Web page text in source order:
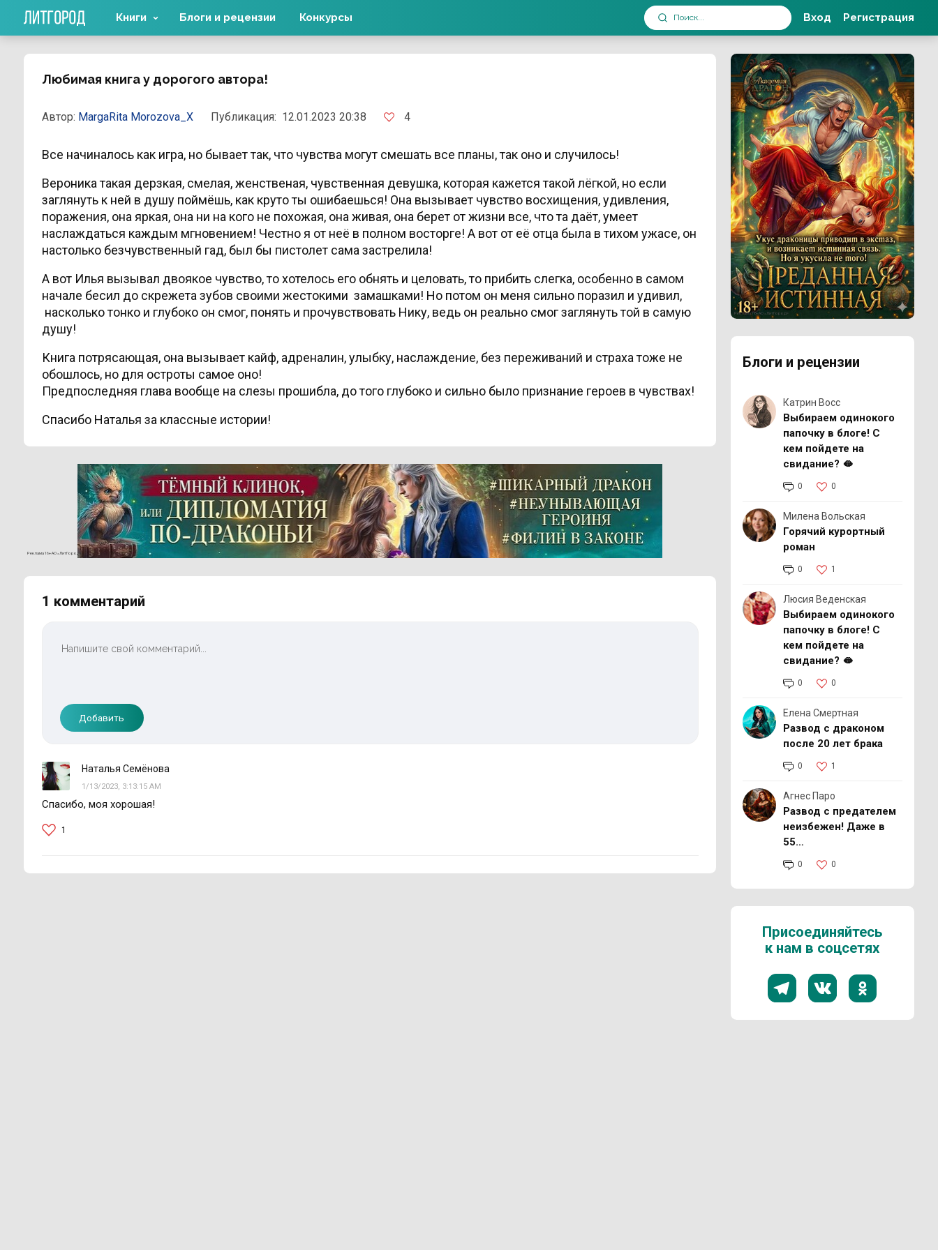
Любимая книга у дорогого автора!
Автор: MargaRita Morozova_Х Публикация: 12.01.2023 20:38 4
Все начиналось как игра, но бывает так, что чувства могут смешать все планы, так оно и случилось!
Вероника такая дерзкая, смелая, женственая, чувственная девушка, которая кажется такой лёгкой, но если
заглянуть к ней в душу поймёшь, как круто ты ошибаешься! Она вызывает чувство восхищения, удивления,
поражения, она яркая, она ни на кого не похожая, она живая, она берет от жизни все, что та даёт, умеет
наслаждаться каждым мгновением! Честно я от неё в полном восторге! А вот от её отца была в тихом ужасе, он
настолько безчувственный гад, был бы пистолет сама застрелила!
А вот Илья вызывал двоякое чувство, то хотелось его обнять и целовать, то прибить слегка, особенно в самом
начале бесил до скрежета зубов своими жестокими замашками! Но потом он меня сильно поразил и удивил,
насколько тонко и глубоко он смог, понять и прочувствовать Нику, ведь он реально смог заглянуть той в самую
душу!
Книга потрясающая, она вызывает кайф, адреналин, улыбку, наслаждение, без переживаний и страха тоже не
обошлось, но для остроты самое оно!
Предпоследняя глава вообще на слезы прошибла, до того глубоко и сильно было признание героев в чувствах!
Спасибо Наталья за классные истории!
Реклама 16+ АО «ЛитГород»
1 комментарий
Добавить
Наталья Семёнова
1/13/2023, 3:13:15 AM
Спасибо, моя хорошая!
1
Блоги и рецензии
Катрин Восс
Выбираем одинокого
папочку в блоге! С
кем пойдете на
свидание? 🫦
0 0
Милена Вольская
Горячий курортный
роман
0 1
Люсия Веденская
Выбираем одинокого
папочку в блоге! С
кем пойдете на
свидание? 🫦
0 0
Елена Смертная
Развод с драконом
после 20 лет брака
0 1
Агнес Паро
Развод с предателем
неизбежен! Даже в
55…
0 0
Присоединяйтесь
к нам в соцсетях
Реклама 18+ АО «ЛитГород»
Книги Блоги и рецензии Конкурсы Вход Регистрация